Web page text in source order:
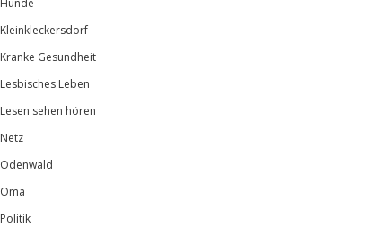
Hunde
Kleinkleckersdorf
Kranke Gesundheit
Lesbisches Leben
Lesen sehen hören
Netz
Odenwald
Oma
Politik